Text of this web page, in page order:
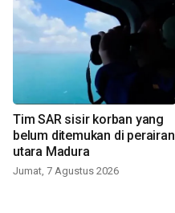
Tim SAR sisir korban yang
belum ditemukan di perairan
utara Madura
Jumat, 7 Agustus 2026